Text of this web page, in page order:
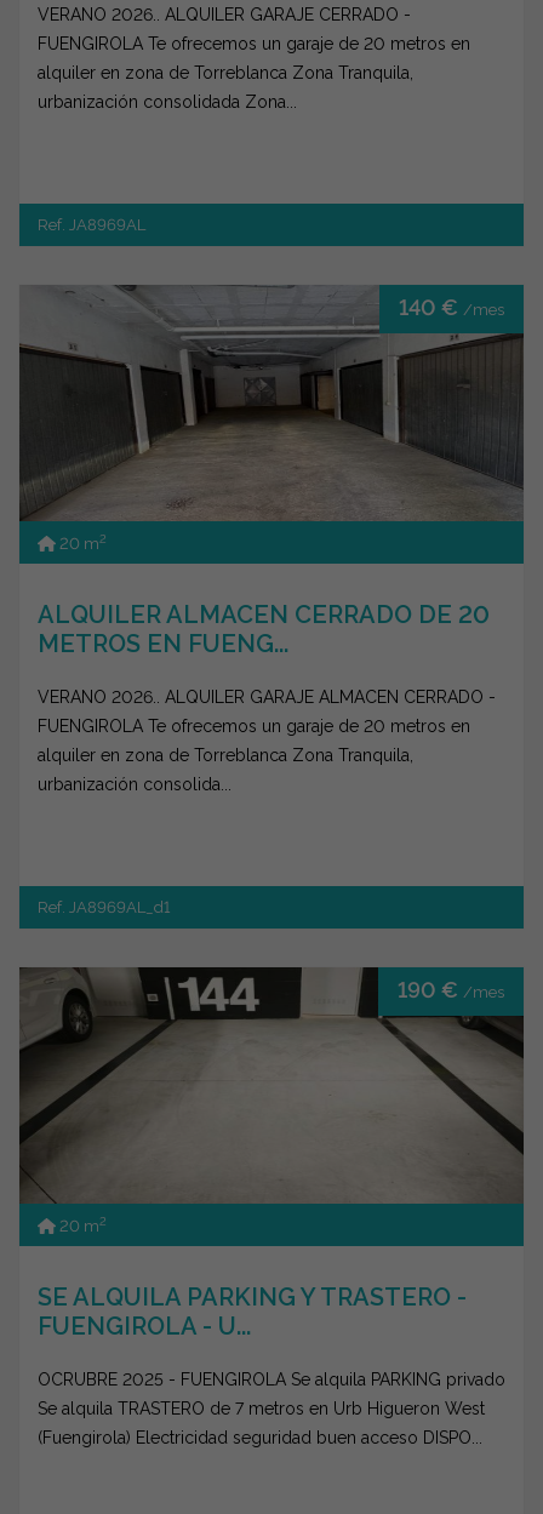
VERANO 2026.. ALQUILER GARAJE CERRADO -
FUENGIROLA Te ofrecemos un garaje de 20 metros en
alquiler en zona de Torreblanca Zona Tranquila,
urbanización consolidada Zona...
Ref. JA8969AL
140 € /mes
20 m2
ALQUILER ALMACEN CERRADO DE 20
METROS EN FUENG...
VERANO 2026.. ALQUILER GARAJE ALMACEN CERRADO -
FUENGIROLA Te ofrecemos un garaje de 20 metros en
alquiler en zona de Torreblanca Zona Tranquila,
urbanización consolida...
Ref. JA8969AL_d1
190 € /mes
20 m2
SE ALQUILA PARKING Y TRASTERO -
FUENGIROLA - U...
OCRUBRE 2025 - FUENGIROLA Se alquila PARKING privado
Se alquila TRASTERO de 7 metros en Urb Higueron West
(Fuengirola) Electricidad seguridad buen acceso DISPO...